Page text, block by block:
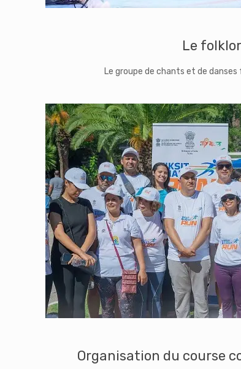
Le
Le groupe de chants et de
Organisation du course